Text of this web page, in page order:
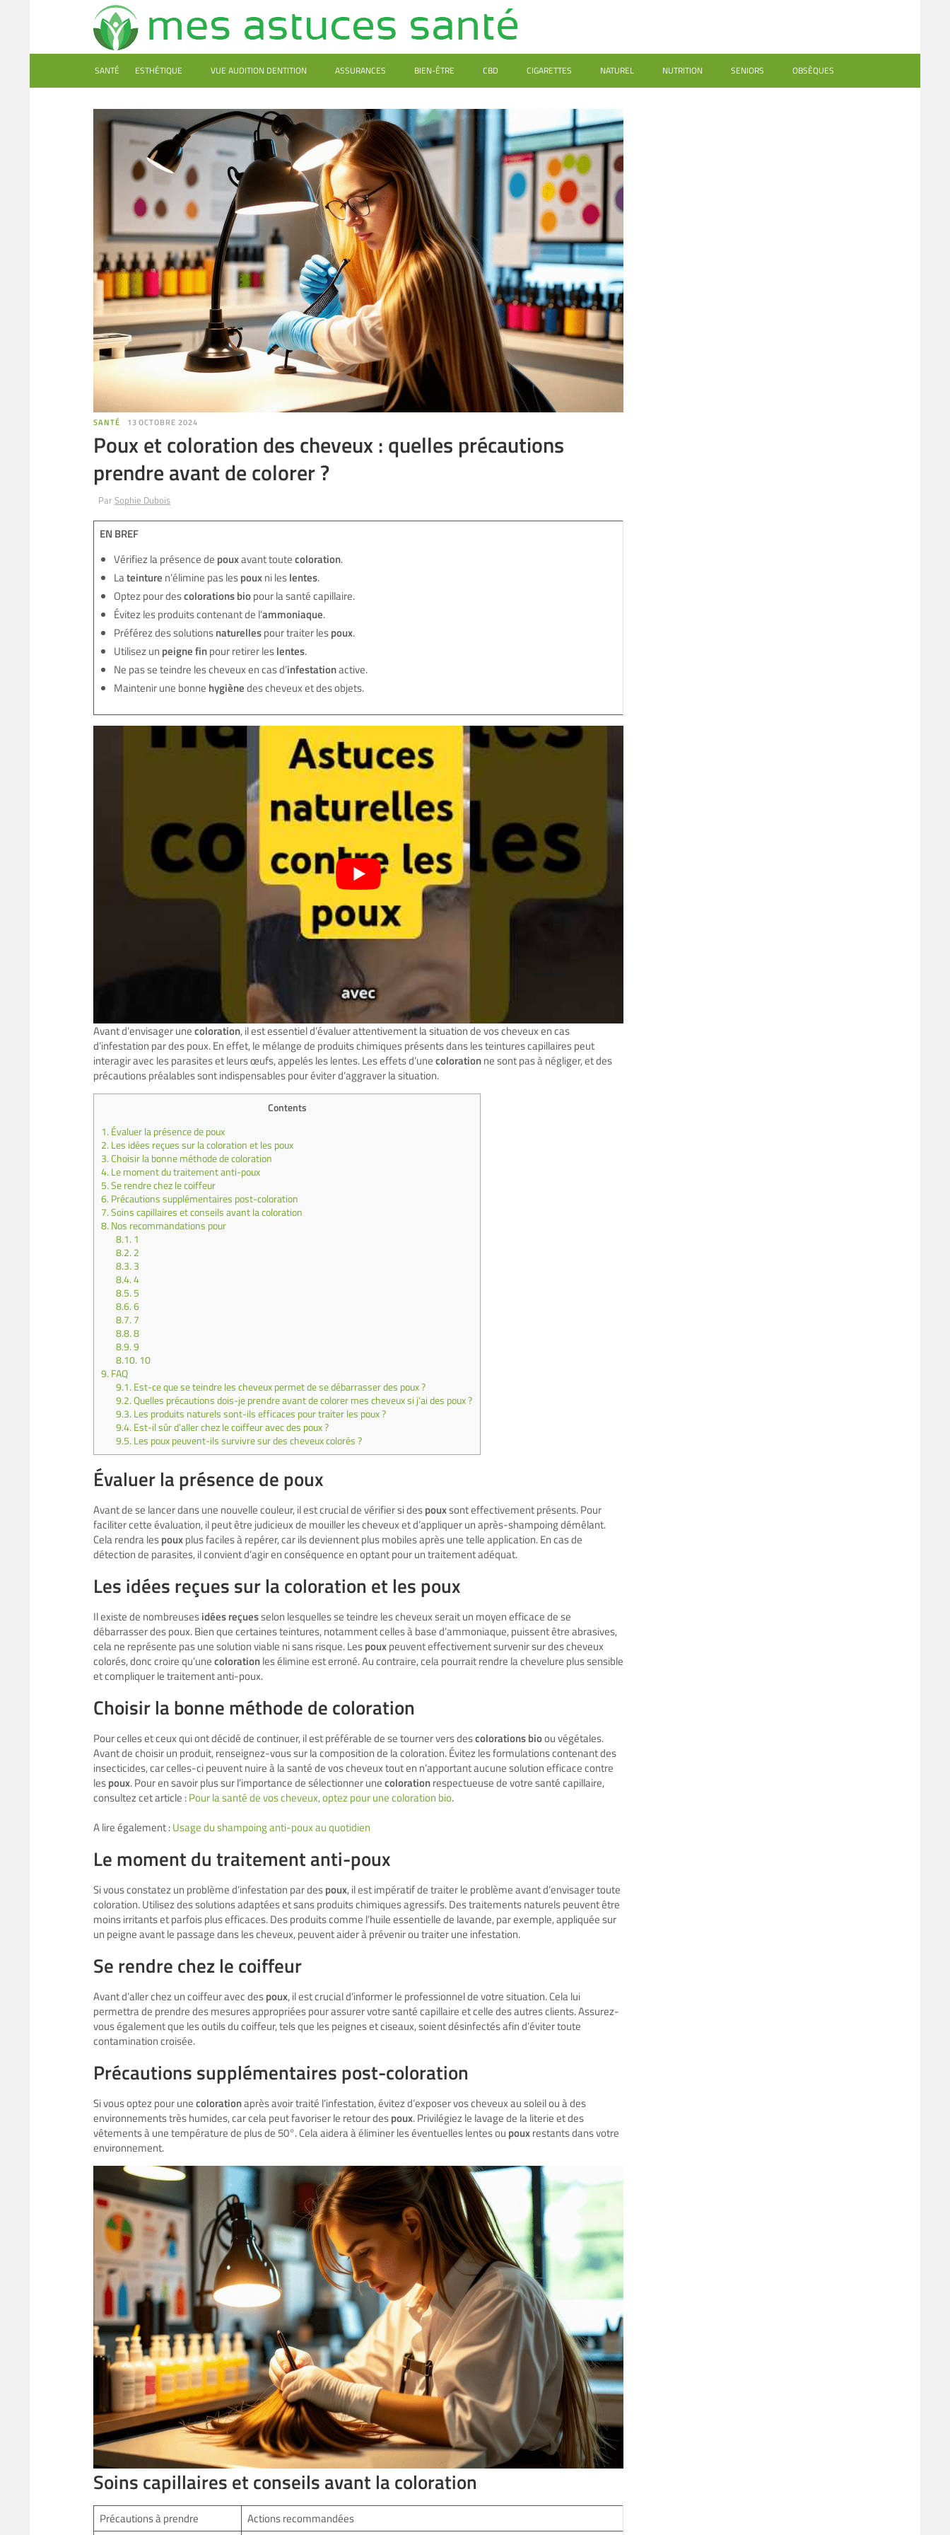
SANTÉ ESTHÉTIQUE VUE AUDITION DENTITION ASSURANCES BIEN-ÊTRE CBD CIGARETTES NATUREL NUTRITION SENIORS OBSÈQUES
SANTÉ 13 OCTOBRE 2024
Poux et coloration des cheveux : quelles précautions
prendre avant de colorer ?
Par Sophie Dubois
EN BREF
Vérifiez la présence de pouxavant toutecoloration.
Lateinture n’élimine pas lespouxni leslentes.
Optez pour descolorations biopour la santé capillaire.
Évitez les produits contenant de l’ammoniaque.
Préférez des solutionsnaturellespour traiter lespoux.
Utilisez un peigne finpour retirer leslentes.
Ne pas se teindre les cheveux en cas d’infestationactive.
Maintenir une bonne hygiènedes cheveux et des objets.
Avant d’envisager unecoloration, il est essentiel d’évaluer attentivement la situation de vos cheveux en cas
d’infestation par des poux. En effet, le mélange de produits chimiques présents dans les teintures capillaires peut
interagir avec les parasites et leurs œufs, appelés les lentes. Les effets d’unecolorationne sont pas à négliger, et des
précautions préalables sont indispensables pour éviter d’aggraver la situation.
Contents
1. Évaluer la présence de poux
2. Les idées reçues sur la coloration et les poux
3.Choisir la bonne méthode de coloration
4. Le moment du traitement anti-poux
5.Se rendre chez le coiffeur
6. Précautions supplémentaires post-coloration
7.Soins capillaires et conseils avant la coloration
8. Nos recommandations pour
8.1. 1
8.2. 2
8.3. 3
8.4.4
8.5. 5
8.6.6
8.7. 7
8.8.8
8.9.9
8.10. 10
9. FAQ
9.1. Est-ce que se teindre les cheveux permet de se débarrasser des poux ?
9.2.Quelles précautions dois-je prendre avant de colorer mes cheveux si j’ai des poux ?
9.3. Les produits naturels sont-ils efficaces pour traiter les poux ?
9.4. Est-il sûr d’aller chez le coiffeur avec des poux ?
9.5. Les poux peuvent-ils survivre sur des cheveux colorés ?
Évaluer la présence de poux
Avant de se lancer dans une nouvelle couleur, il est crucial de vérifier si despouxsont effectivement présents. Pour
faciliter cette évaluation, il peut être judicieux de mouiller les cheveux et d’appliquer un après-shampoing démêlant.
Cela rendra lespouxplus faciles à repérer, car ils deviennent plus mobiles après une telle application. En cas de
détection de parasites, il convient d’agir en conséquence en optant pour un traitement adéquat.
Les idées reçues sur la coloration et les poux
Il existe de nombreusesidées reçuesselon lesquelles se teindre les cheveux serait un moyen efficace de se
débarrasser des poux. Bien que certaines teintures, notamment celles à base d’ammoniaque, puissent être abrasives,
cela ne représente pas une solution viable ni sans risque. Lespouxpeuvent effectivement survenir sur des cheveux
colorés, donc croire qu’unecolorationles élimine est erroné. Au contraire, cela pourrait rendre la chevelure plus sensible
et compliquer le traitement anti-poux.
Choisir la bonne méthode de coloration
Pour celles et ceux qui ont décidé de continuer, il est préférable de se tourner vers descolorations bioou végétales.
Avant de choisir un produit, renseignez-vous sur la composition de la coloration. Évitez les formulations contenant des
insecticides, car celles-ci peuvent nuire à la santé de vos cheveux tout en n’apportant aucune solution efficace contre
lespoux. Pour en savoir plus sur l’importance de sélectionner unecolorationrespectueuse de votre santé capillaire,
consultez cet article :Pour la santé de vos cheveux, optez pour une coloration bio.
A lire également :Usage du shampoing anti-poux au quotidien
Le moment du traitement anti-poux
Si vous constatez un problème d’infestation par despoux, il est impératif de traiter le problème avant d’envisager toute
coloration. Utilisez des solutions adaptées et sans produits chimiques agressifs. Des traitements naturels peuvent être
moins irritants et parfois plus efficaces. Des produits comme l’huile essentielle de lavande, par exemple, appliquée sur
un peigne avant le passage dans les cheveux, peuvent aider à prévenir ou traiter une infestation.
Se rendre chez le coiffeur
Avant d’aller chez un coiffeur avec despoux, il est crucial d’informer le professionnel de votre situation. Cela lui
permettra de prendre des mesures appropriées pour assurer votre santé capillaire et celle des autres clients. Assurez-
vous également que les outils du coiffeur, tels que les peignes et ciseaux, soient désinfectés afin d’éviter toute
contamination croisée.
Précautions supplémentaires post-coloration
Si vous optez pour unecolorationaprès avoir traité l’infestation, évitez d’exposer vos cheveux au soleil ou à des
environnements très humides, car cela peut favoriser le retour despoux. Privilégiez le lavage de la literie et des
vêtements à une température de plus de 50°. Cela aidera à éliminer les éventuelles lentes ou pouxrestants dans votre
environnement.
Soins capillaires et conseils avant la coloration
Précautions à prendre Actions recommandées